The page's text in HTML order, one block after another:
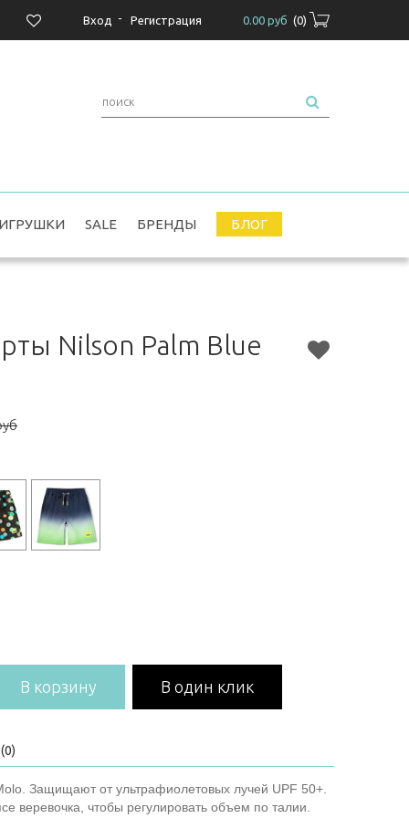
0.00 руб (0)
Вход - Регистрация
SALE БРЕНДЫ БЛОГ
Nilson Palm Blue
В корзину В один клик
Защищают от ультрафиолетовых лучей UPF 50+.
веревочка, чтобы регулировать объем по талии.